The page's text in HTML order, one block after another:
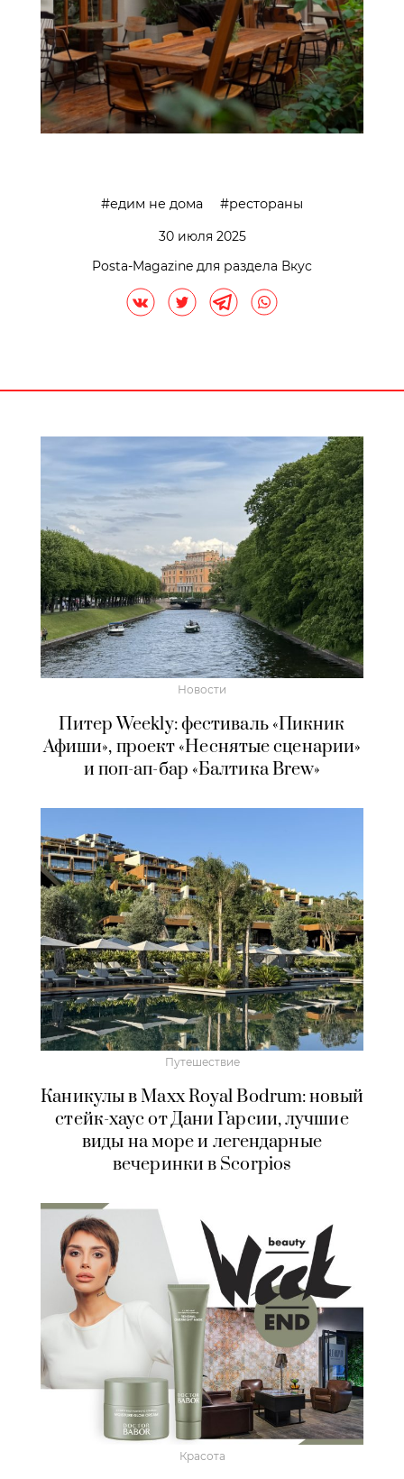
едим не дома
рестораны
30 июля 2025
Posta-Magazine для раздела Вкус
Новости
Питер Weekly: фестиваль «Пикник
Афиши», проект «Неснятые сценарии»
и поп-ап-бар «Балтика Brew»
Путешествие
Каникулы в Maxx Royal Bodrum: новый
стейк-хаус от Дани Гарсии, лучшие
виды на море и легендарные
вечеринки в Scorpios
Красота